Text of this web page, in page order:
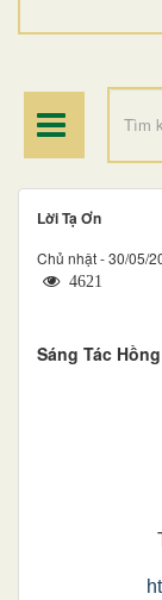
ĐIỂM HÀNH
Lời Tạ Ơn
Chủ nhật - 30/05/
4621
Sáng Tác